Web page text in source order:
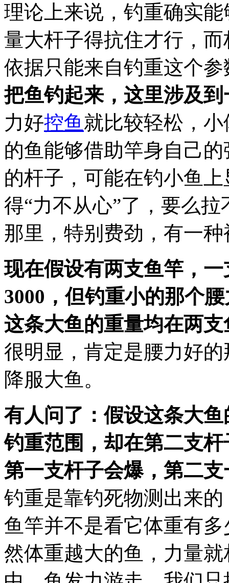
理论上来说，钓重确实
量大杆子得抗住才行，
依据只能来自钓重这个参
把鱼钓起来，这里涉及
力好控鱼就比较轻松，
的鱼能够借助竿身自己
的杆子，可能在钓小鱼
得“力不从心”了，要么
那里，特别费劲，有一
现在假设有两支鱼竿，
3000，但钓重小的那个
这条大鱼的重量均在两
很明显，肯定是腰力好
降服大鱼。
有人问了：假设这条大
钓重范围，却在第二支
第一支杆子会爆，第二
钓重是靠钓死物测出来
鱼竿并不是看它体重有
然体重越大的鱼，力量